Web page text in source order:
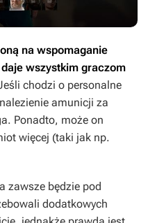
na wspomaganie
wszystkim graczom
chodzi o personalne
amunicji za
Ponadto, może on
więcej (taki jak np.
zawsze będzie pod
dodatkowych